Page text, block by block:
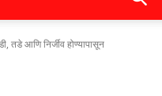
तडे आणि निर्जीव होण्यापासून